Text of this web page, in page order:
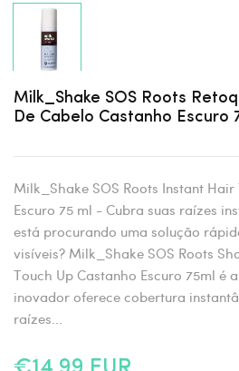
Milk_Shake SOS Roots
De Cabelo Castanho Escuro
Milk_Shake SOS Roots Instant
Escuro 75 ml - Cubra suas raízes
está procurando uma solução
visíveis? Milk_Shake SOS Roots
Touch Up Castanho Escuro 75ml é
inovador oferece cobertura
raízes...